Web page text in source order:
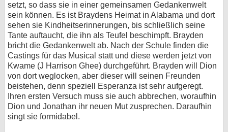
setzt, so dass sie in einer gemeinsamen Gedankenwelt
sein können. Es ist Braydens Heimat in Alabama und dort
sehen sie Kindheitserinnerungen, bis schließlich seine
Tante auftaucht, die ihn als Teufel beschimpft. Brayden
bricht die Gedankenwelt ab. Nach der Schule finden die
Castings für das Musical statt und diese werden jetzt von
Kwame (J Harrison Ghee) durchgeführt. Brayden will Dion
von dort weglocken, aber dieser will seinen Freunden
beistehen, denn speziell Esperanza ist sehr aufgeregt.
Ihren ersten Versuch muss sie auch abbrechen, woraufhin
Dion und Jonathan ihr neuen Mut zusprechen. Daraufhin
singt sie formidabel.